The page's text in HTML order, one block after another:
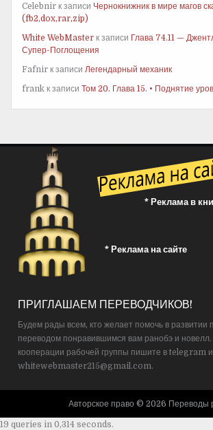
Celebnir к записи Чернокнижник в мире магов
(fb2,dox,rar,zip)
White WebMaster к записи Глава 74.11 —
Супер-Поглощения
Fafnir к записи Легендарный механик
frank к записи Том 20. Глава 15. • Поднятие
* Реклама в
* Реклама на сайте
ПРИГЛАШАЕМ ПЕРЕВОДЧИКОВ!
Будем рады всем, кто желает помочь в развитии
переводом понравившимся вам ранобэ и
кооперации рабочей группы пишите в telegram
whitewebmaster215@gmail.com.
Авторское право © 2026 Переводы
19 queries in 0,314 seconds.